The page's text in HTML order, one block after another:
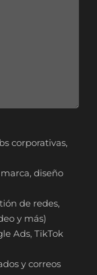
corporativas,
diseño
de redes,
y más)
Ads, TikTok
y correos